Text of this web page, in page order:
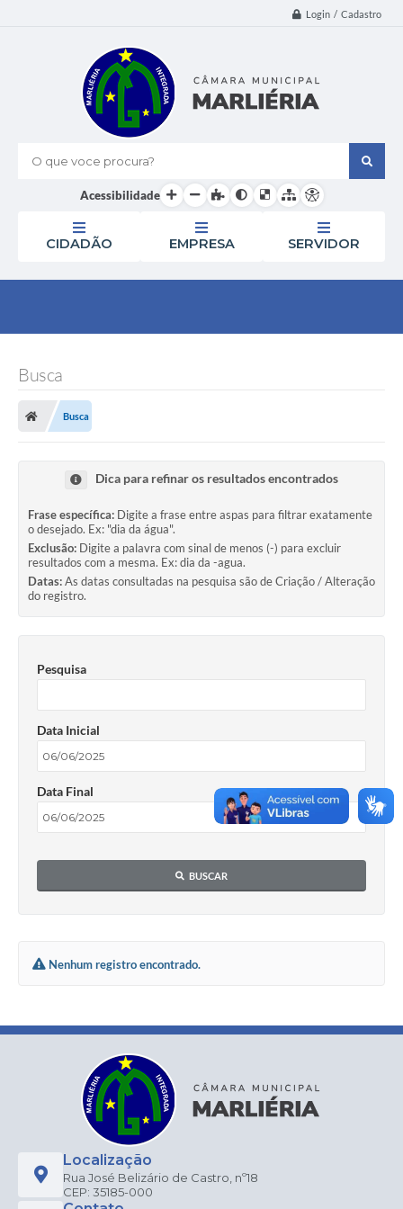
Login / Cadastro
O que voce procura?
Acessibilidade
CIDADÃO EMPRESA SERVIDOR
Busca
Busca
Dica para refinar os resultados encontrados
Frase específica: Digite a frase entre aspas para filtrar exatamente
o desejado. Ex: "dia da água".
Exclusão: Digite a palavra com sinal de menos (-) para excluir
resultados com a mesma. Ex: dia da -agua.
Datas:As datas consultadas na pesquisa são de Criação / Alteração
do registro.
Pesquisa
Data Inicial
Data Final
BUSCAR
Nenhum registro encontrado.
Localização
Rua José Belizário de Castro, nº18
CEP: 35185-000